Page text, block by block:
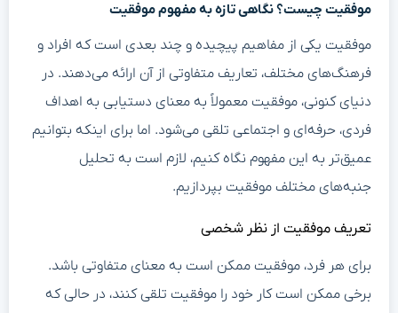
موفقیت چیست؟ نگاهی تازه به مفهوم موفقیت
موفقیت یکی از مفاهیم پیچیده و چند بعدی است که افراد و
فرهنگ‌های مختلف، تعاریف متفاوتی از آن ارائه می‌دهند. در
دنیای کنونی، موفقیت معمولاً به معنای دستیابی به اهداف
فردی، حرفه‌ای و اجتماعی تلقی می‌شود. اما برای اینکه بتوانیم
عمیق‌تر به این مفهوم نگاه کنیم، لازم است به تحلیل
جنبه‌های مختلف موفقیت بپردازیم.
تعریف موفقیت از نظر شخصی
برای هر فرد، موفقیت ممکن است به معنای متفاوتی باشد.
برخی ممکن است کار خود را موفقیت تلقی کنند، در حالی که